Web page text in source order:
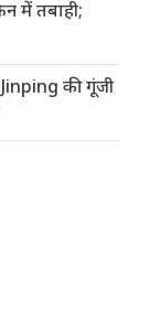
में तबाही;
की गूंजी